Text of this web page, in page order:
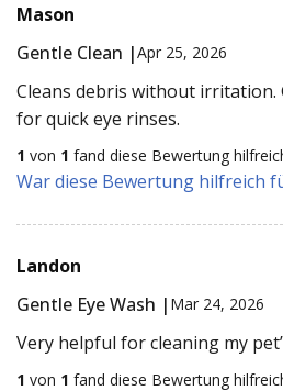
Mason
Gentle Clean |Apr 25, 2026
Cleans debris without irritation.
for quick eye rinses.
1 von 1 fand diese Bewertung
War diese Bewertung hilfreich
Landon
Gentle Eye Wash | Mar 24, 2026
Very helpful for cleaning my
1 von 1 fand diese Bewertung